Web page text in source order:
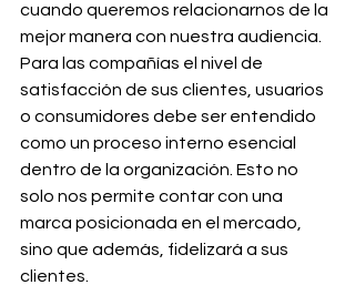
cuando queremos relacionarnos de la
mejor manera con nuestra audiencia.
Para las compañías el nivel de
satisfacción de sus clientes, usuarios
o consumidores debe ser entendido
como un proceso interno esencial
dentro de la organización. Esto no
solo nos permite contar con una
marca posicionada en el mercado,
sino que además, fidelizará a sus
clientes.